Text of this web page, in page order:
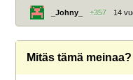
_Johny_ +357 14
Mitäs tämä meinaa?